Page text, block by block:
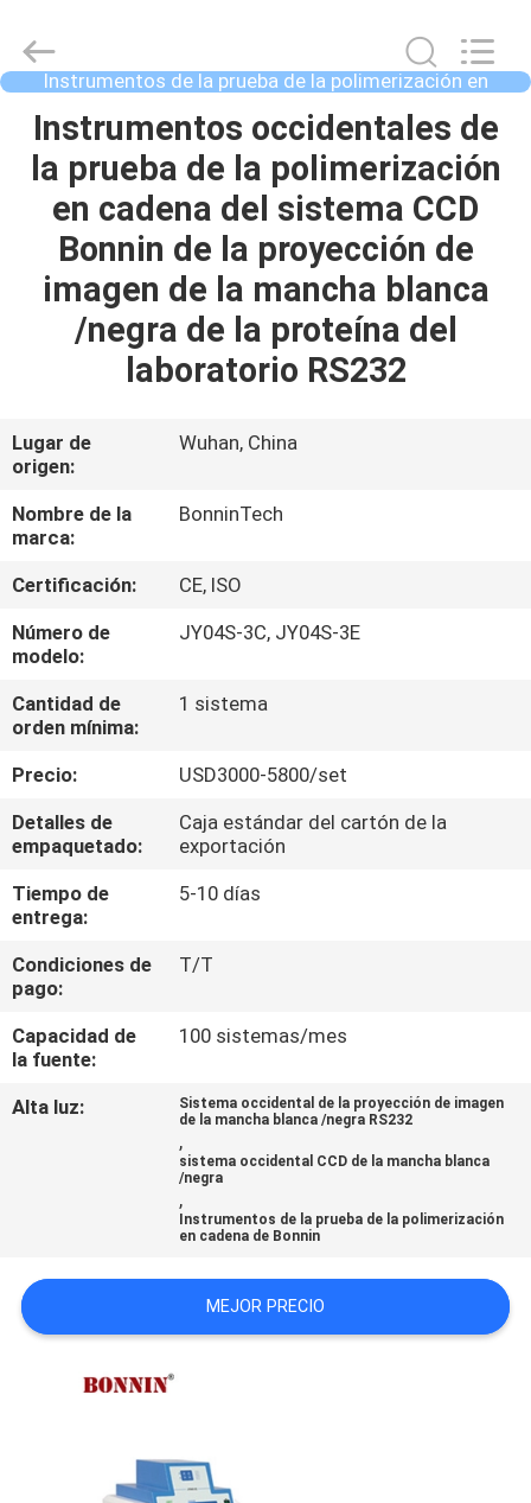
HOGAR
PRODUCTOS
VÍDEOS
SOBRE
NOSOTROS
VIAJE
DE
LA
FÁBRICA
CONTROL
DE
CALIDAD
ÉNTRENOS
EN
CONTACTO
PIDA
UNA
CITA
PRIVACY
POLICY
-
2025
Technology
Developed
Instrumentos de la prueba de la polimerización en
cadena
Instrumentos occidentales de
la prueba de la polimerización
en cadena del sistema CCD
Bonnin de la proyección de
imagen de la mancha blanca
/negra de la proteína del
laboratorio RS232
Lugar de
origen:
Wuhan, China
Nombre de la
marca:
BonninTech
Certificación:
CE, ISO
Número de
modelo:
JY04S-3C, JY04S-3E
Cantidad de
orden mínima:
1 sistema
Precio:
USD3000-5800/set
Detalles de
empaquetado:
Caja estándar del cartón de la
exportación
Tiempo de
entrega:
5-10 días
Condiciones de
pago:
T/T
Capacidad de
la fuente:
100 sistemas/mes
Alta luz:
Sistema occidental de la proyección de imagen
de la mancha blanca /negra RS232
,
sistema occidental CCD de la mancha blanca
/negra
,
Instrumentos de la prueba de la polimerización
en cadena de Bonnin
MEJOR PRECIO